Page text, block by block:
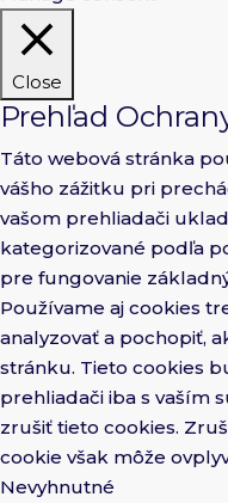
Close
Prehľad
Táto webová stránka
vášho zážitku pri
vašom prehliadači
kategorizované podľa
pre fungovanie
Používame aj cookies
analyzovať a pochopiť,
stránku. Tieto cookies
prehliadači iba s vaším
zrušiť tieto cookies.
cookie však môže
Nevyhnutné